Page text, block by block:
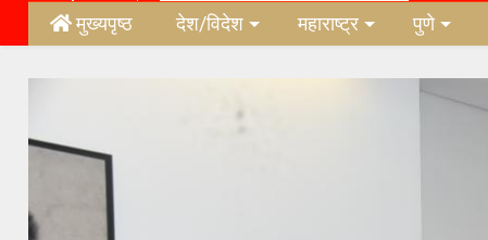
मुख्यपृष्ठ देश/विदेश महाराष्ट्र पुणे